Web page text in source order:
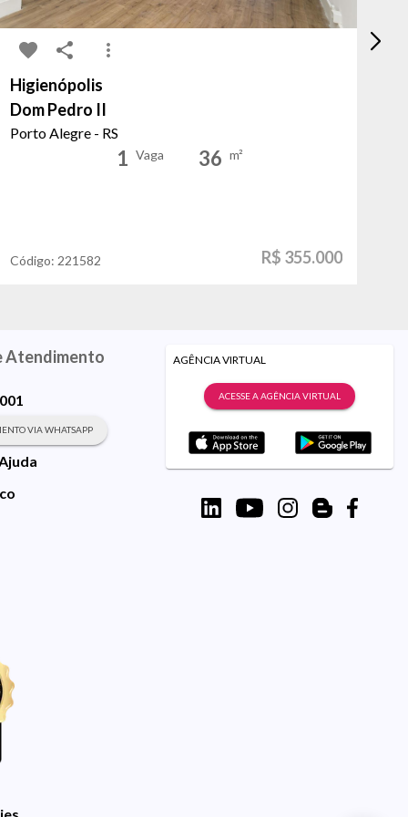
Higienópolis
Dom Pedro II
Porto Alegre - RS
1 Vaga 36 m²
Código: 221582 R$ 355.000
Atendimento
VIA WHATSAPP
AGÊNCIA VIRTUAL
ACESSE A AGÊNCIA VIRTUAL